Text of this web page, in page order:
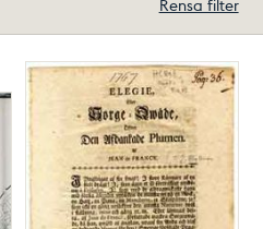
Rensa filter